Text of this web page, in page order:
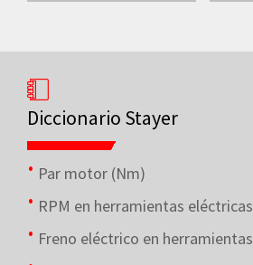
Diccionario Stayer
Par motor (Nm)
RPM en herramientas eléctricas
Freno eléctrico en herramientas